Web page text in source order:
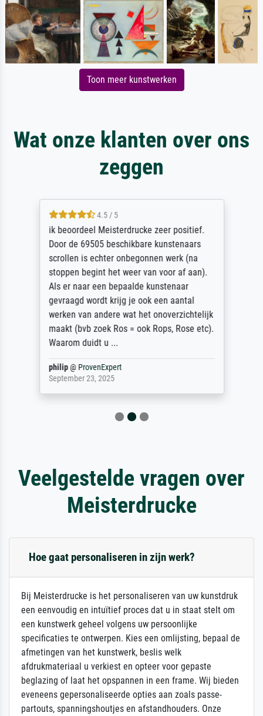
Toon meer kunstwerken
Wat onze klanten over ons
zeggen
4.5 / 5
ik beoordeel Meisterdrucke zeer positief.
Door de 69505 beschikbare kunstenaars
scrollen is echter onbegonnen werk (na
stoppen begint het weer van voor af aan).
Als er naar een bepaalde kunstenaar
gevraagd wordt krijg je ook een aantal
werken van andere wat het onoverzichtelijk
maakt (bvb zoek Ros = ook Rops, Rose etc).
Waarom duidt u ...
philip@ ProvenExpert
September 23, 2025
Veelgestelde vragen over
Meisterdrucke
Hoe gaat personaliseren in zijn werk?
Bij Meisterdrucke is het personaliseren van uw kunstdruk
een eenvoudig en intuïtief proces dat u in staat stelt om
een kunstwerk geheel volgens uw persoonlijke
specificaties te ontwerpen. Kies een omlijsting, bepaal de
afmetingen van het kunstwerk, beslis welk
afdrukmateriaal u verkiest en opteer voor gepaste
beglazing of laat het opspannen in een frame. Wij bieden
eveneens gepersonaliseerde opties aan zoals passe-
partouts, spanningshoutjes en afstandhouders. Onze